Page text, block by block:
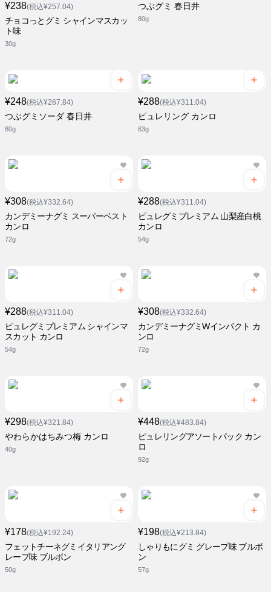
¥238(税込¥257.04)
チョコっとグミ シャインマスカッ
ト味
30g
つぶグミ 春日井
80g
¥248(税込¥267.84)
つぶグミソーダ 春日井
80g
¥288(税込¥311.04)
ピュレリング カンロ
63g
¥308(税込¥332.64)
カンデミーナグミ スーパーベスト
カンロ
72g
¥288(税込¥311.04)
ピュレグミプレミアム 山梨産白桃
カンロ
54g
¥288(税込¥311.04)
ピュレグミプレミアム シャインマ
スカット カンロ
54g
¥308(税込¥332.64)
カンデミーナグミWインパクト カ
ンロ
72g
¥298(税込¥321.84)
やわらかはちみつ梅 カンロ
40g
¥448(税込¥483.84)
ピュレリングアソートパック カン
ロ
92g
¥178(税込¥192.24)
フェットチーネグミイタリアング
レープ味 ブルボン
50g
¥198(税込¥213.84)
しゃりもにグミ グレープ味 ブルボ
ン
57g